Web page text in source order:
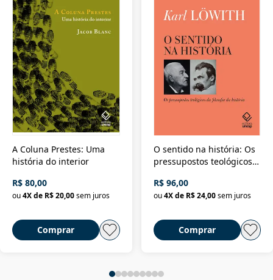
A Coluna Prestes: Uma
história do interior
R$ 80,00
ou4X de R$ 20,00sem juros
Comprar
O sentido na história: Os
pressupostos teológicos
R$ 96,00
ou 4X de R$ 24,00 sem juros
Comprar